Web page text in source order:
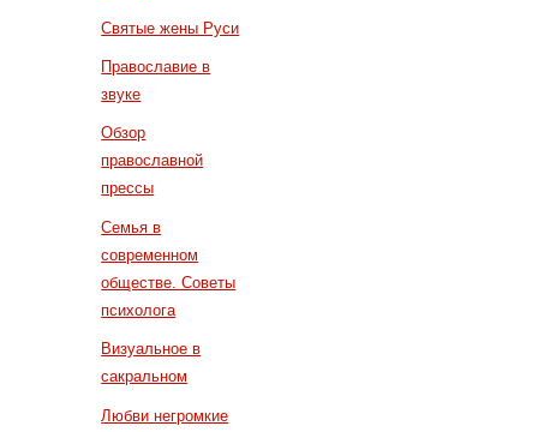
Святые жены Руси
Православие в
звуке
Обзор
православной
прессы
Семья в
современном
обществе. Советы
психолога
Визуальное в
сакральном
Любви негромкие